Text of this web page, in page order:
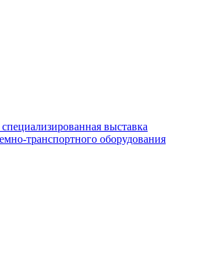
выставка
транспортного оборудования